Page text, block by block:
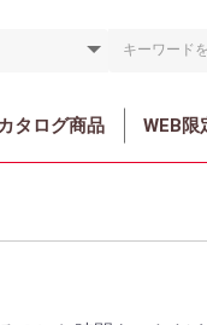
カタログ商品 WEB限